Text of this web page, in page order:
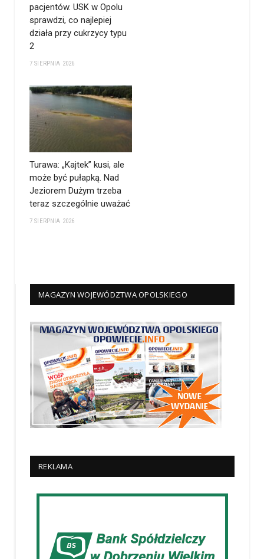
pacjentów. USK w Opolu
sprawdzi, co najlepiej
działa przy cukrzycy typu
2
7 SIERPNIA 2026
Turawa: „Kajtek” kusi, ale
może być pułapką. Nad
Jeziorem Dużym trzeba
teraz szczególnie uważać
7 SIERPNIA 2026
MAGAZYN WOJEWÓDZTWA OPOLSKIEGO
REKLAMA